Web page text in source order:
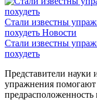
Стали известны
похудеть Новости
Стали известны
похудеть
Представители науки
упражнения помогают